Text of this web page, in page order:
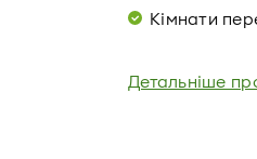
Кімнати
Детальніше